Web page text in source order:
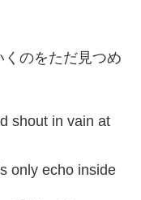
のをただ見つめ
shout in vain at
only echo inside